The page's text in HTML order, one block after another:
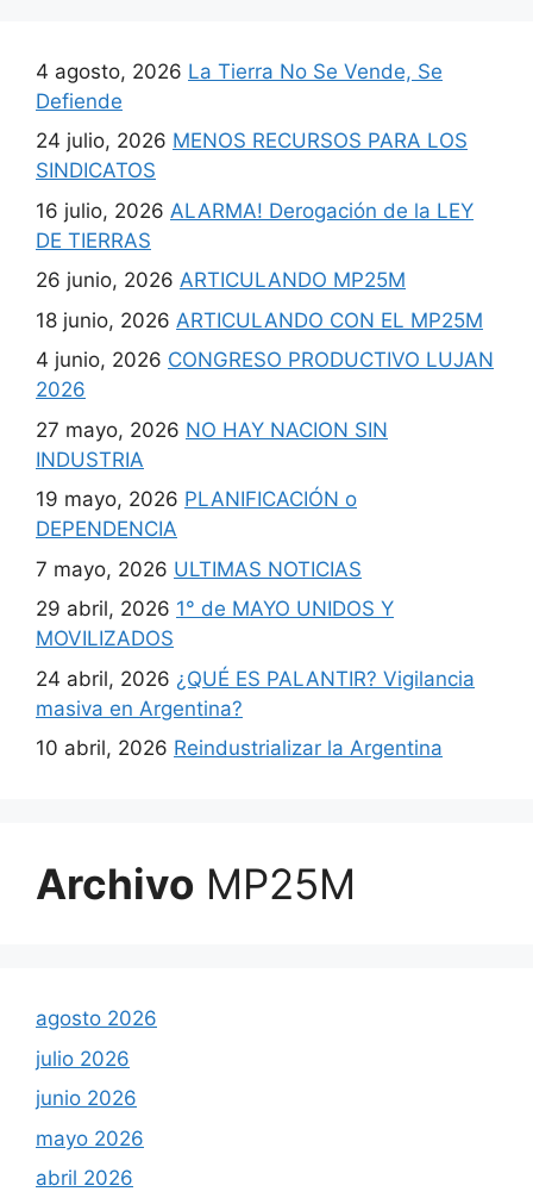
4 agosto, 2026 La Tierra No Se Vende, Se
Defiende
24 julio, 2026 MENOS RECURSOS PARA LOS
SINDICATOS
16 julio, 2026 ALARMA! Derogación de la LEY
DE TIERRAS
26 junio, 2026 ARTICULANDO MP25M
18 junio, 2026 ARTICULANDO CON EL MP25M
4 junio, 2026 CONGRESO PRODUCTIVO LUJAN
2026
27 mayo, 2026 NO HAY NACION SIN
INDUSTRIA
19 mayo, 2026 PLANIFICACIÓN o
DEPENDENCIA
7 mayo, 2026 ULTIMAS NOTICIAS
29 abril, 2026 1° de MAYO UNIDOS Y
MOVILIZADOS
24 abril, 2026 ¿QUÉ ES PALANTIR? Vigilancia
masiva en Argentina?
10 abril, 2026 Reindustrializar la Argentina
Archivo MP25M
agosto 2026
julio 2026
junio 2026
mayo 2026
abril 2026